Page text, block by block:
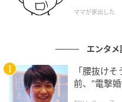
（記事提供＝OSEN）
次の記事
韓国芸能界
ママが家出した
エンタ
「腰抜け
前、“電撃